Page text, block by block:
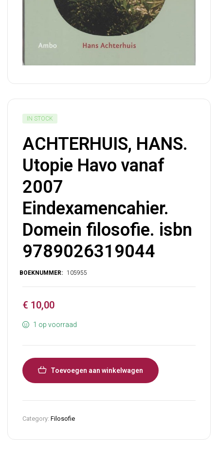
IN STOCK
ACHTERHUIS, HANS.
Utopie Havo vanaf
2007
Eindexamencahier.
Domein filosofie. isbn
9789026319044
€ 10,00
1 op voorraad
Toevoegen aan winkelwagen
Category: Filosofie